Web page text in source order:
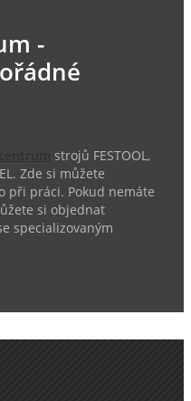
-
strojů FESTOOL,
Zde si můžete
při práci. Pokud nemáte
si objednat
specializovaným